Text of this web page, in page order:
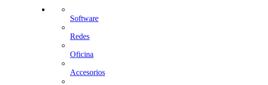
Software
Redes
Oficina
Accesorios